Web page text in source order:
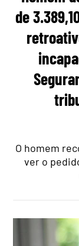
de
O homem
ver o